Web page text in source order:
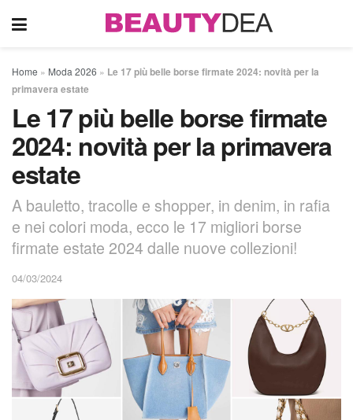
Home » Moda 2026 » Le 17 più belle borse firmate 2024: novità per la
primavera estate
Le 17 più belle borse firmate
2024: novità per la primavera
estate
A bauletto, tracolle e shopper, in denim, in rafia
e nei colori moda, ecco le 17 migliori borse
firmate estate 2024 dalle nuove collezioni!
04/03/2024